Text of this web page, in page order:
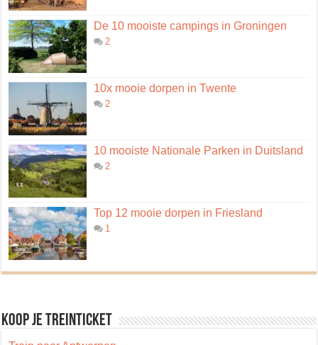
De 10 mooiste campings in Groningen
2
10x mooie dorpen in Twente
2
10 mooiste Nationale Parken in Duitsland
2
Top 12 mooie dorpen in Friesland
1
Koop je treinticket